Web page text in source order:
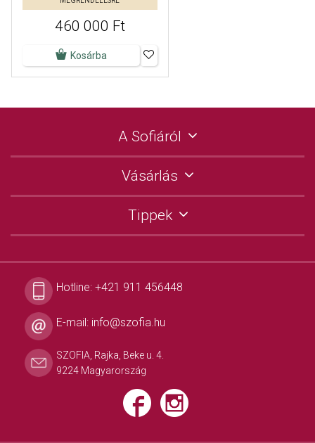
460 000 Ft
Kosárba
A Sofiáról
Vásárlás
Tippek
Hotline: +421 911 456448
E-mail: info@szofia.hu
SZOFIA, Rajka, Beke u. 4.
9224 Magyarország